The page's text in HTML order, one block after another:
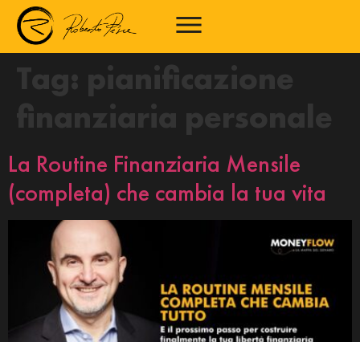
Tag:
pianificazione
finanziaria personale
La Routine Finanziaria Mensile
(completa) che cambia la tua vita